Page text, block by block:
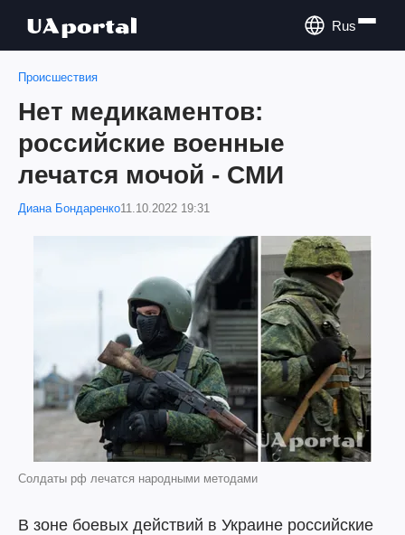
Rus
Происшествия
Нет медикаментов:
российские военные
лечатся мочой - СМИ
Диана Бондаренко11.10.2022 19:31
Солдаты рф лечатся народными методами
В зоне боевых действий в Украине российские